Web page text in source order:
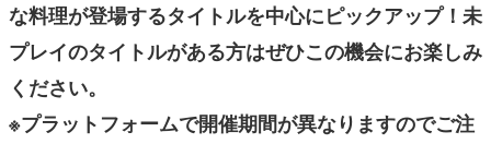
な料理が登場するタイトルを中心にピックアップ！未
プレイのタイトルがある方はぜひこの機会にお楽しみ
ください。
※プラットフォームで開催期間が異なりますのでご注